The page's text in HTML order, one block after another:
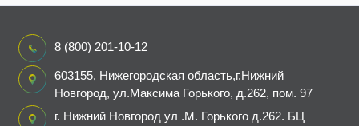
8 (800) 201-10-12
603155, Нижегородская область,г.Нижний
Новгород, ул.Максима Горького, д.262, пом. 97
г. Нижний Новгород ул .М. Горького д.262. БЦ